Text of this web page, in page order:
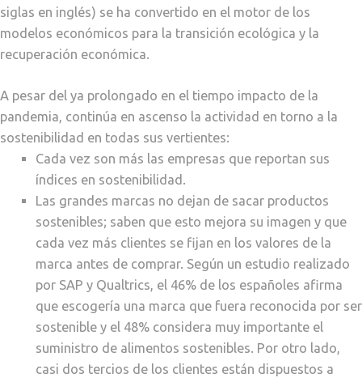
siglas en inglés) se ha convertido en el motor de los
modelos económicos para la transición ecológica y la
recuperación económica.
A pesar del ya prolongado en el tiempo impacto de la
pandemia, continúa en ascenso la actividad en torno a la
sostenibilidad en todas sus vertientes:
Cada vez son más las empresas que reportan sus
índices en sostenibilidad.
Las grandes marcas no dejan de sacar productos
sostenibles; saben que esto mejora su imagen y que
cada vez más clientes se fijan en los valores de la
marca antes de comprar. Según un estudio realizado
por SAP y Qualtrics, el 46% de los españoles afirma
que escogería una marca que fuera reconocida por ser
sostenible y el 48% considera muy importante el
suministro de alimentos sostenibles. Por otro lado,
casi dos tercios de los clientes están dispuestos a